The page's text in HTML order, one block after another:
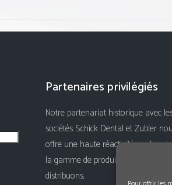
Partenaires privilégiés
Notre partenariat historique avec
sociétés Schick Dental et Zubler
offre une haute réactivité sur le
la gamme de produits que nous
distribuons.